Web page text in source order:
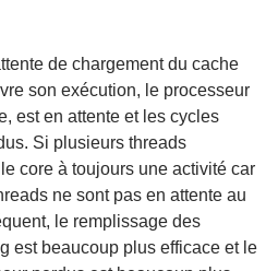
de chargement du cache
son exécution, le processeur
est en attente et les cycles
Si plusieurs threads
core à toujours une activité car
ne sont pas en attente au
le remplissage des
est beaucoup plus efficace et le